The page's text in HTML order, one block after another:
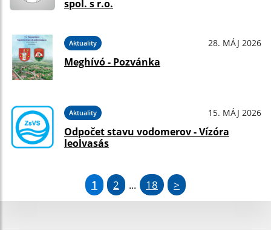
spol. s r.o.
Aktuality 28. MÁJ 2026
Meghívó - Pozvánka
Aktuality 15. MÁJ 2026
Odpočet stavu vodomerov - Vízóra
leolvasás
1 2 ... 18 >